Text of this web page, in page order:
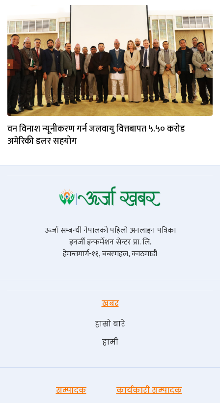
वन विनाश न्यूनीकरण गर्न जलवायु वित्तबापत ५.५० करोड
अमेरिकी डलर सहयोग
ऊर्जा सम्बन्धी नेपालको पहिलो अनलाइन पत्रिका
इनर्जी इन्फर्मेशन सेन्टर प्रा. लि.
हेमन्तमार्ग-११, बबरमहल, काठमाडौं
खबर
हाम्रो बारे
हामी
सम्पादक कार्यकारी सम्पादक